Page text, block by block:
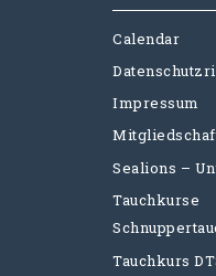
Calendar
Impressum
Sealions –
Tauchkurse
Tauchkurs